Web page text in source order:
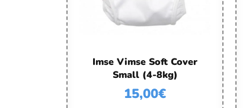
Imse Vimse Soft Cover
Small (4-8kg)
15,00€